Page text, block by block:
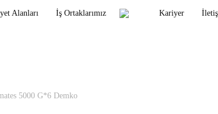
Alanları İş Ortaklarımız Kariyer
5000 G*6 Demko